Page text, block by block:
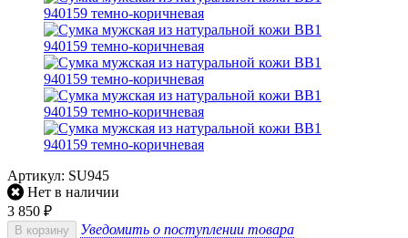
Артикул: SU945
Нет в наличии
3 850 ₽
В корзину
Уведомить о поступлении товара